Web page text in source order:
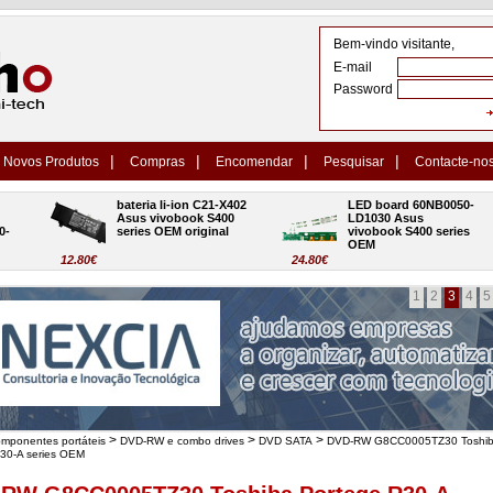
Bem-vindo visitante,
E-mail
Password
Novos Produtos | Compras | Encomendar | Pesquisar | Contacte-
12.80€
bateria li-ion C21-X402
Asus vivobook S400
series OEM original
24.80€
LED board 60NB0050-
LD1030 Asus
vivobook S400 series
OEM
1 2 3 4 5
portáteis > DVD-RW e combo drives > DVD SATA > DVD-RW G8CC0005TZ30
A series OEM